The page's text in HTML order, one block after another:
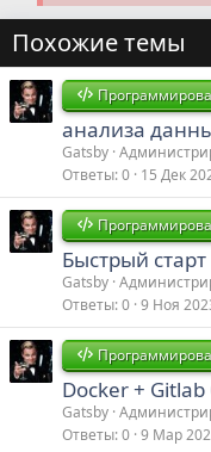
Похожие темы
анализа
Gatsby
Ответы 0 15 Дек
Быстрый старт
Gatsby
Ответы 0 9 Ноя
Docker +
Gatsby
Ответы 0 9 Мар